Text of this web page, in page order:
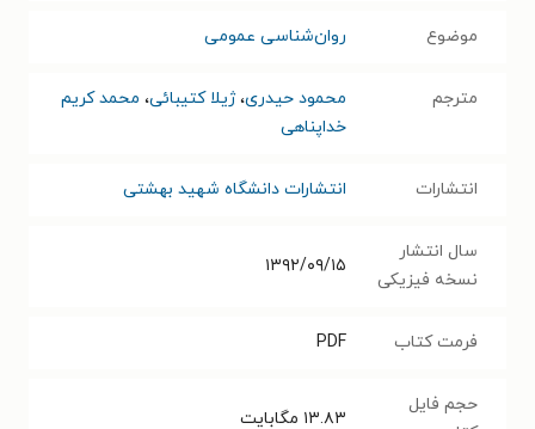
موضوع روان‌شناسی عمومی
مترجم محمود حیدری،ژیلا کتیبائی، محمد کریم
خداپناهی
انتشارات انتشارات دانشگاه شهید بهشتی
سال انتشار
نسخه فیزیکی
۱۳۹۲/۰۹/۱۵
فرمت کتاب PDF
حجم فایل
۱۳.۸۳ مگابایت